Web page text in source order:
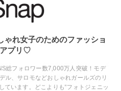
ゃれ女子のためのファッショ
プリ♡
総フォロワー数7,000万人突破！モデ
ル、サロモなどおしゃれガールズのリ
ています。どこよりも“フォトジェニッ